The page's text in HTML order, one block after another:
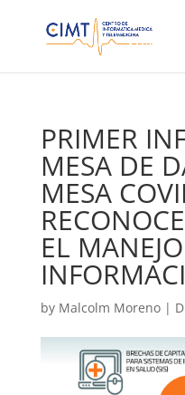
PRIMER
MESA DE
MESA
EL
by Malcolm Moreno|